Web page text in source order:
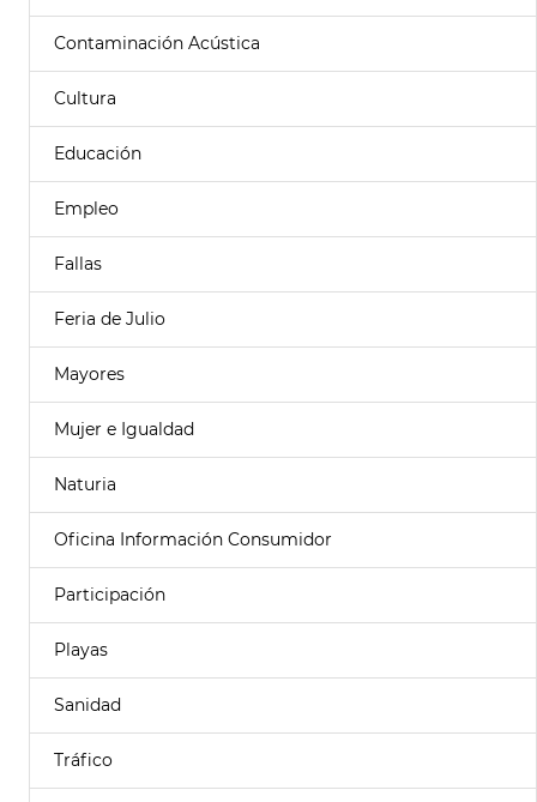
Contaminación Acústica
Cultura
Educación
Empleo
Fallas
Feria de Julio
Mayores
Mujer e Igualdad
Naturia
Oficina Información Consumidor
Participación
Playas
Sanidad
Tráfico